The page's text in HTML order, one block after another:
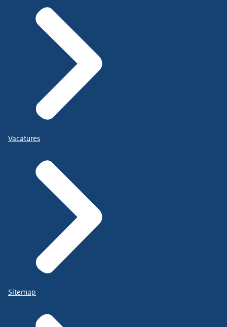
Vacatures
Sitemap